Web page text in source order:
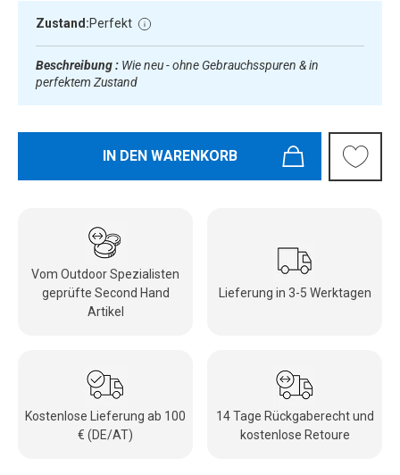
Zustand:Perfekt
Beschreibung : Wie neu - ohne Gebrauchsspuren & in
perfektem Zustand
IN DEN WARENKORB
Vom Outdoor Spezialisten
geprüfte Second Hand
Artikel
Lieferung in 3-5 Werktagen
Kostenlose Lieferung ab 100
€ (DE/AT)
14 Tage Rückgaberecht und
kostenlose Retoure